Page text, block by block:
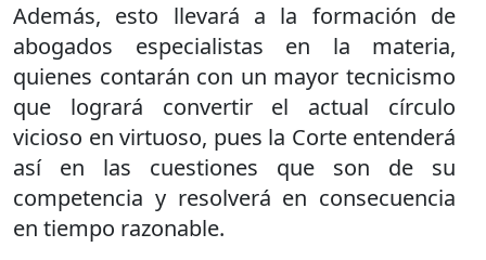
Además, esto llevará a la formación de
abogados especialistas en la materia,
quienes contarán con un mayor tecnicismo
que logrará convertir el actual círculo
vicioso en virtuoso, pues la Corte entenderá
así en las cuestiones que son de su
competencia y resolverá en consecuencia
en tiempo razonable.